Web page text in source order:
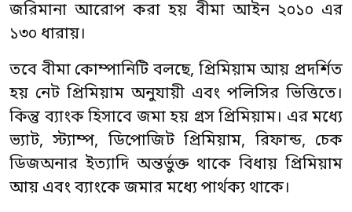
জরিমানা আরোপ করা হয় বীমা আইন ২০১০ এর
১৩০ ধারায়।
তবে বীমা কোম্পানিটি বলছে, প্রিমিয়াম আয় প্রদর্শিত
হয় নেট প্রিমিয়াম অনুযায়ী এবং পলিসির ভিত্তিতে।
কিন্তু ব্যাংক হিসাবে জমা হয় গ্রস প্রিমিয়াম। এর মধ্যে
ভ্যাট, স্ট্যাম্প, ডিপোজিট প্রিমিয়াম, রিফান্ড, চেক
ডিজঅনার ইত্যাদি অন্তর্ভুক্ত থাকে বিধায় প্রিমিয়াম
আয় এবং ব্যাংকে জমার মধ্যে পার্থক্য থাকে।